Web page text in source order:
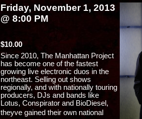
Friday, November 1, 2013
@ 8:00 PM
$10.00
Since 2010, The Manhattan Project
has become one of the fastest
growing live electronic duos in the
northeast. Selling out shows
regionally, and with nationally touring
producers, DJs and bands like
Lotus, Conspirator and BioDiesel,
theyve gained their own national